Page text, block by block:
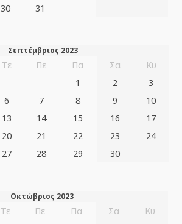
30 31
Σεπτέμβριος 2023
Τε Πε Πα Σα
Κυ
1
2
3
6 7 8 9
10
13 14 15 16
17
20 21 22 23
24
27 28 29 30
Οκτώβριος 2023
Τε Πε Πα Σα
Κυ